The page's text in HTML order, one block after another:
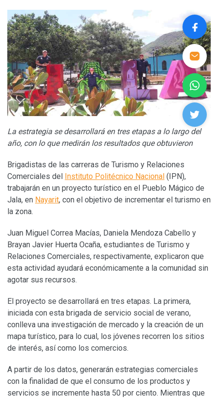
La estrategia se desarrollará en tres etapas a lo largo del
año, con lo que medirán los resultados que obtuvieron
Brigadistas de las carreras de Turismo y Relaciones
Comerciales del Instituto Politécnico Nacional (IPN),
trabajarán en un proyecto turístico en el Pueblo Mágico de
Jala, en Nayarit, con el objetivo de incrementar el turismo en
la zona.
Juan Miguel Correa Macías, Daniela Mendoza Cabello y
Brayan Javier Huerta Ocaña, estudiantes de Turismo y
Relaciones Comerciales, respectivamente, explicaron que
esta actividad ayudará económicamente a la comunidad sin
agotar sus recursos.
El proyecto se desarrollará en tres etapas. La primera,
iniciada con esta brigada de servicio social de verano,
conlleva una investigación de mercado y la creación de un
mapa turístico, para lo cual, los jóvenes recorren los sitios
de interés, así como los comercios.
A partir de los datos, generarán estrategias comerciales
con la finalidad de que el consumo de los productos y
servicios se incremente hasta 50 por ciento. Mientras que